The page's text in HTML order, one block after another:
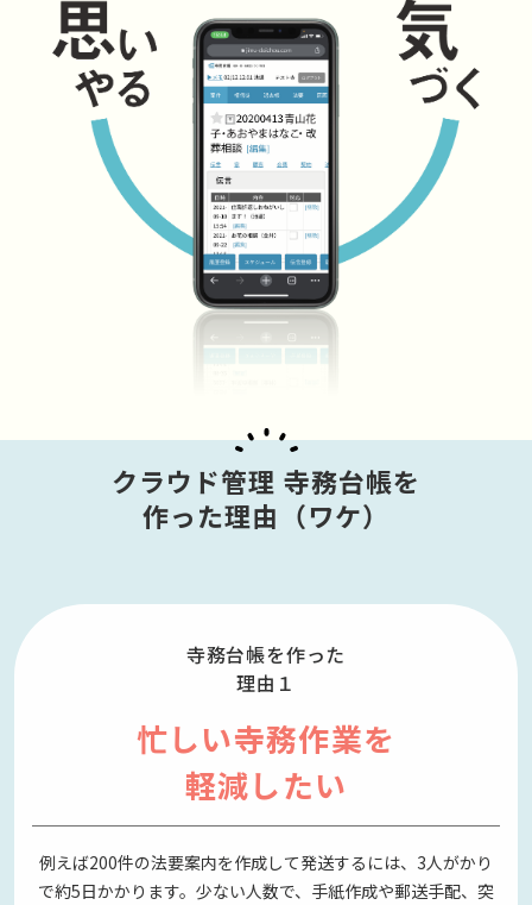
クラウド管理 寺務台帳を
作った理由（ワケ）
寺務台帳を作った
理由１
忙しい寺務作業を
軽減したい
例えば200件の法要案内を作成して発送するには、3人がかり
で約5日かかります。少ない人数で、手紙作成や郵送手配、突